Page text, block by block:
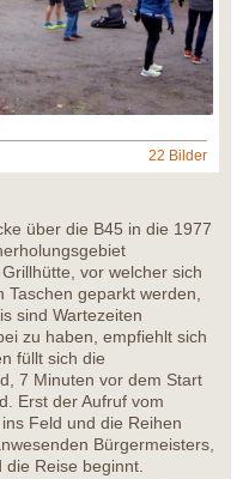
22 Bilder
über die B45 in die 1977
vor welcher sich
Taschen geparkt werden,
sind Wartezeiten
zu haben, empfiehlt sich
füllt sich die
7 Minuten vor dem Start
Erst der Aufruf vom
Feld und die Reihen
Bürgermeisters,
die Reise beginnt.